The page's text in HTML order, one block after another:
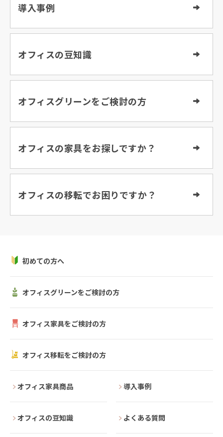
導入事例
オフィスの豆知識
オフィスグリーンをご検討の方
オフィスの家具をお探しですか？
オフィスの移転でお困りですか？
初めての方へ
オフィスグリーンをご検討の方
オフィス家具をご検討の方
オフィス移転をご検討の方
オフィス家具商品 導入事例
オフィスの豆知識 よくある質問